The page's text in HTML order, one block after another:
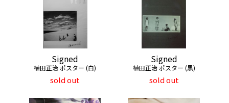
Signed
植田正治 ポスター (白)
sold out
Signed
植田正治 ポスター (黒)
sold out